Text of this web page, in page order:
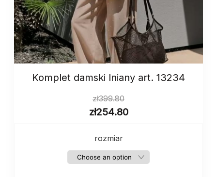
Komplet damski lniany art. 13234
zł399.80
zł254.80
rozmiar